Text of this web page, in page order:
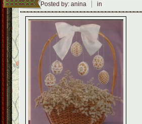
Posted by: anina in